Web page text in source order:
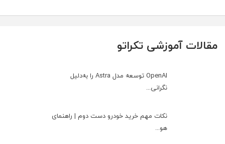
مقالات آموزشی تکراتو
OpenAI توسعه مدل Astra را به‌دلیل
نگرانی...
نکات مهم خرید خودرو دست دوم | راهنمای
هو...